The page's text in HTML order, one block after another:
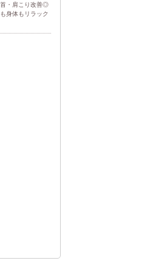
首・肩こり改善◎
身体もリラック